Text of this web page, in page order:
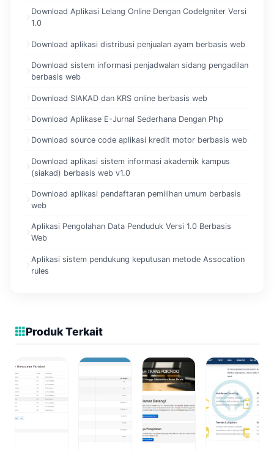
Download Aplikasi Lelang Online Dengan CodeIgniter Versi
1.0
Download aplikasi distribusi penjualan ayam berbasis web
Download sistem informasi penjadwalan sidang pengadilan
berbasis web
Download SIAKAD dan KRS online berbasis web
Download Aplikase E-Jurnal Sederhana Dengan Php
Download source code aplikasi kredit motor berbasis web
Download aplikasi sistem informasi akademik kampus
(siakad) berbasis web v1.0
Download aplikasi pendaftaran pemilihan umum berbasis
web
Aplikasi Pengolahan Data Penduduk Versi 1.0 Berbasis
Web
Aplikasi sistem pendukung keputusan metode Assocation
rules
Produk Terkait